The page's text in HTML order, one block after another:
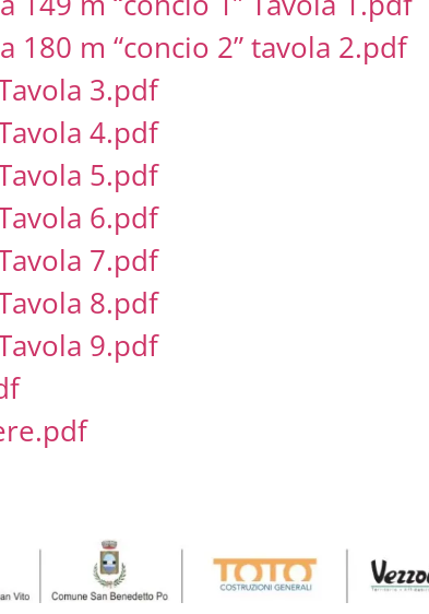
180 m “concio 2” tavola 2.pdf
3.pdf
4.pdf
5.pdf
6.pdf
7.pdf
8.pdf
9.pdf